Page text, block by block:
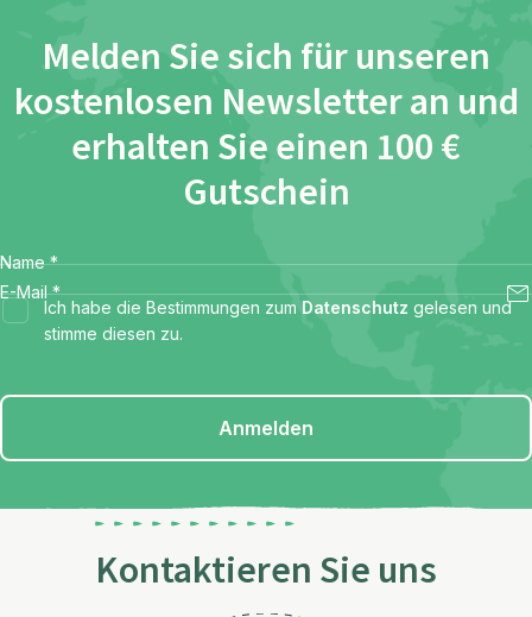
Melden Sie sich für unseren
kostenlosen Newsletter an und
erhalten Sie einen 100 €
Gutschein
Name *
E-Mail *
Ich habe die Bestimmungen zum Datenschutz gelesen und
stimme diesen zu.
Anmelden
Kontaktieren Sie uns